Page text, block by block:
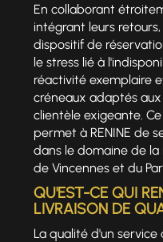
En collaborant
intégrant leurs
dispositif de
le stress lié à
réactivité exemplaire
créneaux adaptés
clientèle exigeante.
permet à RENINE de
dans le domaine de
de Vincennes et du
QU'EST-CE QUI
LIVRAISON DE
La qualité d'un service